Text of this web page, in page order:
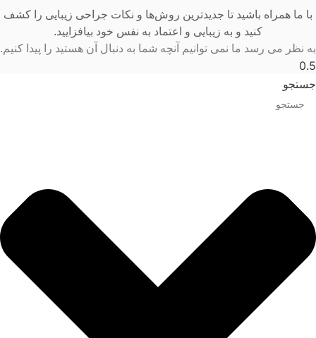
با ما همراه باشید تا جدیدترین روش‌ها و نکات جراحی زیبایی را کشف
کنید و به زیبایی و اعتماد به نفس خود بیافزایید.
به نظر می رسد ما نمی توانیم آنچه شما به دنبال آن هستید را پیدا کنیم.
جستجو